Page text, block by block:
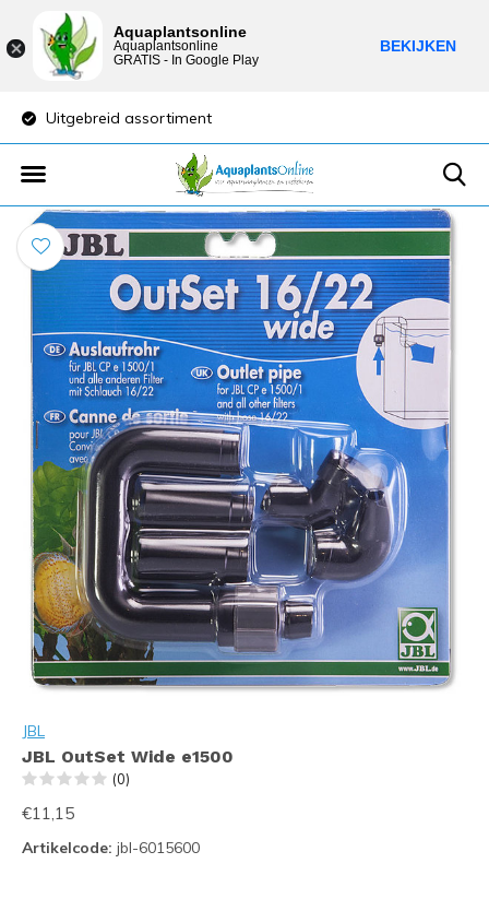
Uitgebreid assortiment
JBL
JBL OutSet Wide e1500
(0)
€11,15
Artikelcode: jbl-6015600
Aquaplantsonline
Aquaplantsonline
GRATIS - In Google Play
BEKIJKEN